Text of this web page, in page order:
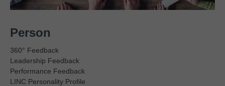
Person
360° Feedback
Leadership Feedback
Performance Feedback
LINC Personality Profile